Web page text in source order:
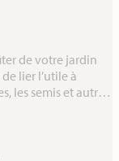
de votre jardin
lier l’utile à
les semis et autres
que procure ce
et joints EPDM.